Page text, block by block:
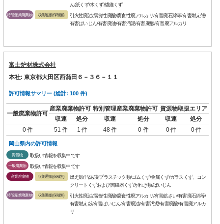
ん/紙くず/木くず/繊維くず
特管産業廃棄物 収集運搬(保積無)
引火性廃油/腐食性廃酸/腐食性廃アルカリ/有害廃石綿等/有害燃え殻/
有害ばいじん/有害廃油/有害汚泥/有害廃酸/有害廃アルカリ
富士炉材株式会社
本社: 東京都大田区西蒲田６－３６－１１
許可情報サマリー (総計: 100 件)
一般廃棄物許可
産業廃棄物許可 特別管理産業廃棄物許可 資源物取扱エリア
収運
処分 収運 処分 収運
処分
0 件
51 件 1 件 48 件 0 件 0 件 0 件
岡山県内の許可情報
資源物 取扱い情報を収集中です
一般廃棄物 取扱い情報を収集中です
産業廃棄物 収集運搬(保積無)
燃え殻/汚泥/廃プラスチック類/ゴムくず/金属くず/ガラスくず、コン
クリートくずおよび陶磁器くず/がれき類/ばいじん
特管産業廃棄物 収集運搬(保積無)
引火性廃油/腐食性廃酸/腐食性廃アルカリ/有害鉱さい/有害廃石綿等/
有害燃え殻/有害ばいじん/有害廃油/有害汚泥/有害廃酸/有害廃アルカ
リ